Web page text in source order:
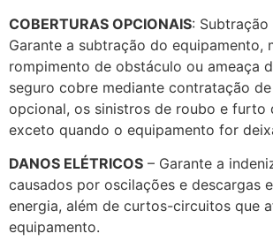
COBERTURAS OPCIONAIS:
Garante a subtração do equipamento,
rompimento de obstáculo ou ameaça
seguro cobre mediante contratação
opcional, os sinistros de roubo e furto
exceto quando o equipamento for
DANOS ELÉTRICOS – Garante a
causados por oscilações e descargas
energia, além de curtos-circuitos que
equipamento.